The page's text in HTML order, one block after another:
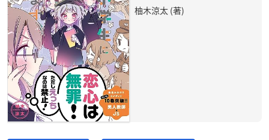
柚木涼太 (著)